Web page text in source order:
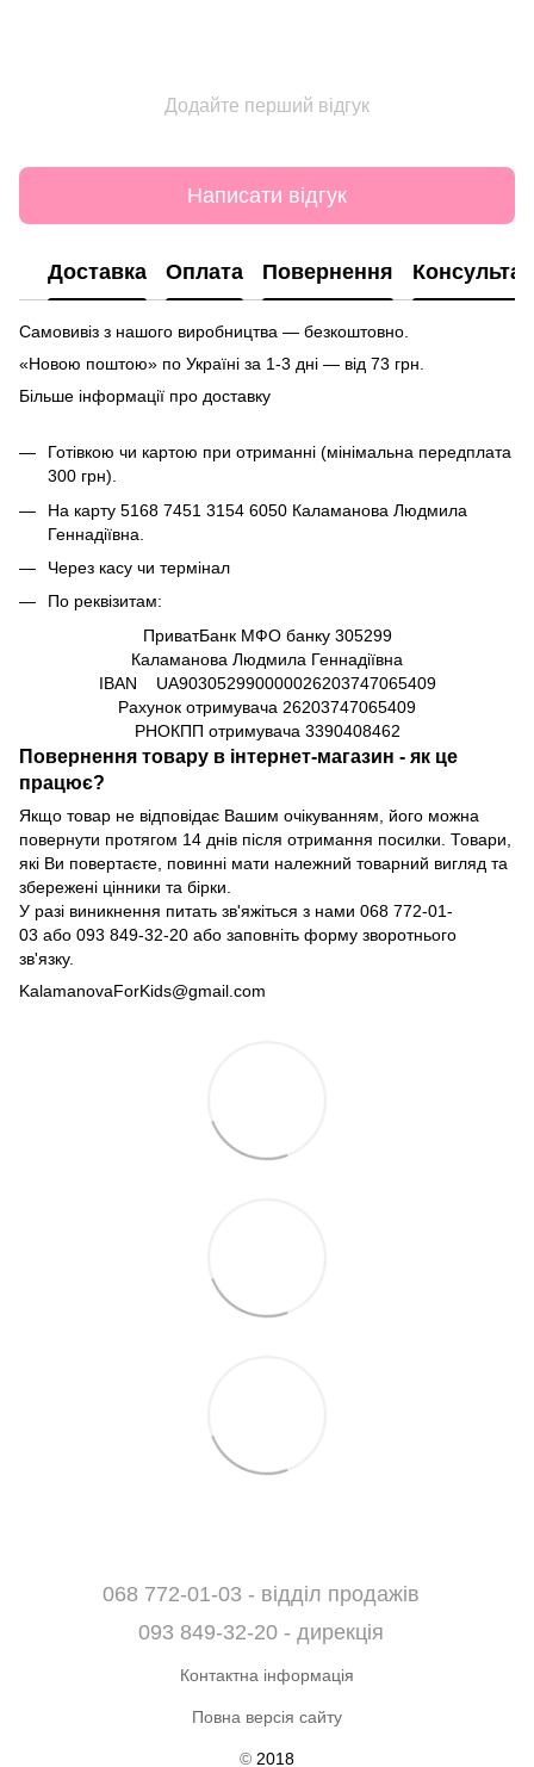
Додайте перший відгук
Написати відгук
Доставка Оплата Повернення
Самовивіз з нашого виробництва — безкоштовно.
«Новою поштою» по Україні за 1-3 дні — від 73 грн.
Більше інформації про доставку
Готівкою чи картою при отриманні (мінімальна передплата
300 грн).
На карту 5168 7451 3154 6050 Каламанова Людмила
Геннадіївна.
Через касу чи термінал
По реквізитам:
ПриватБанк МФО банку 305299
Каламанова Людмила Геннадіївна
IBAN UA903052990000026203747065409
Рахунок отримувача 26203747065409
РНОКПП отримувача 3390408462
Повернення товару в інтернет-магазин - як це
працює?
Якщо товар не відповідає Вашим очікуванням, його можна
повернути протягом 14 днів після отримання посилки. Товари,
які Ви повертаєте, повинні мати належний товарний вигляд та
збережені цінники та бірки.
У разі виникнення питать зв'яжіться з нами 068 772-01-
03 або 093 849-32-20 або заповніть форму зворотнього
зв'язку.
KalamanovaForKids@gmail.com
068 772-01-03 - відділ продажів
093 849-32-20 - дирекція
Контактна інформація
Повна версія сайту
© 2018